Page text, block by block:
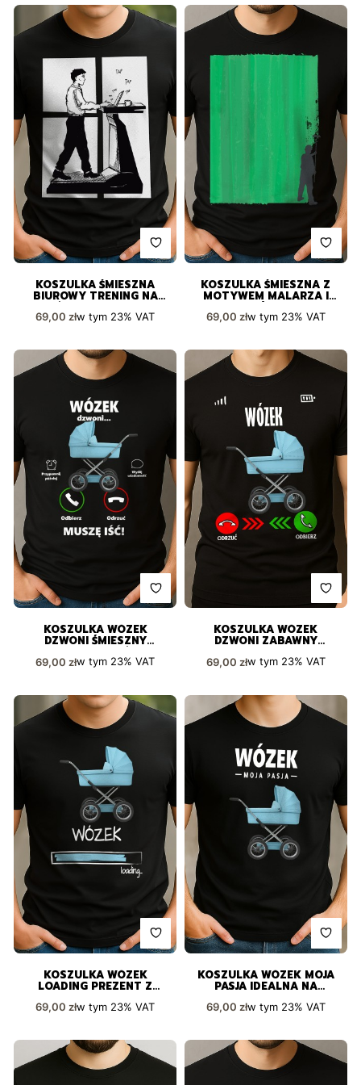
KOSZULKA ŚMIESZNA
BIUROWY TRENING NA
BIEŻNI IDEALNA DLA
PRACOHOLIKA
Cena brutto
69,00 złw tym 23%VAT
KOSZULKA ŚMIESZNA Z
MOTYWEM MALARZA I
ZIELONEJ ŚCIANY DLA
ARTYSTY
Cena brutto
69,00 złw tym 23% VAT
KOSZULKA WÓZEK
DZWONI ŚMIESZNY
Cena brutto
69,00 złw tym 23%VAT
KOSZULKA WÓZEK
DZWONI ZABAWNY
Cena brutto
69,00 złw tym 23% VAT
KOSZULKA WÓZEK
LOADING PREZENT Z
Cena brutto
69,00 złw tym 23%VAT
KOSZULKA WÓZEK MOJA
PASJA IDEALNA NA
Cena brutto
69,00 złw tym 23% VAT